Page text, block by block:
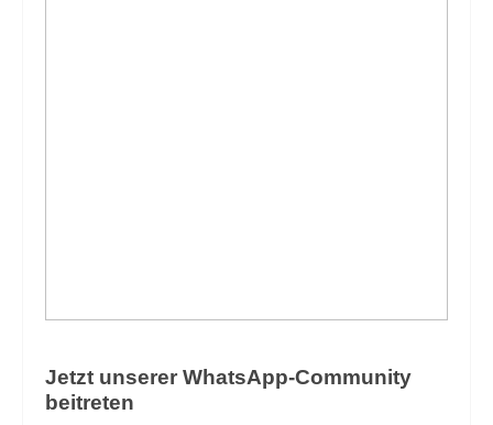
Jetzt unserer WhatsApp-Community
beitreten